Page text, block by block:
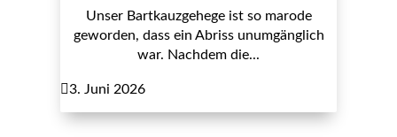
Unser Bartkauzgehege ist so marode
geworden, dass ein Abriss unumgänglich
war. Nachdem die...
3. Juni 2026